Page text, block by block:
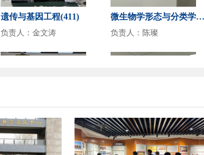
遗传与基因工程(411)
负责人：金文涛
微生物学形态与分类学(4
12)
负责人：陈璨